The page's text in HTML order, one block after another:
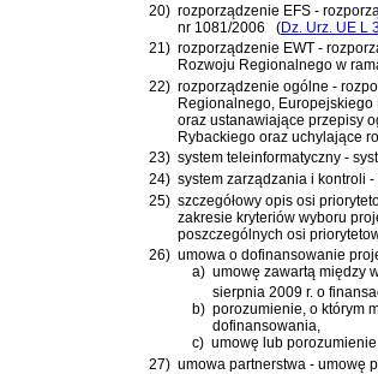
20) rozporządzenie EFS -
nr 1081/2006
(Dz. Urz. UE L
21) rozporządzenie EWT -
Rozwoju Regionalnego w
22) rozporządzenie ogólne -
Regionalnego, Europejskiego
oraz ustanawiające przepisy
Rybackiego oraz uchylające
23) system teleinformatyczny -
24) system zarządzania i kontroli
25) szczegółowy opis osi
zakresie kryteriów wyboru
poszczególnych osi
26) umowa o dofinansowanie
a) umowę zawartą między
sierpnia 2009 r. o
b) porozumienie, o którym
dofinansowania,
c) umowę lub
27) umowa partnerstwa - umowę